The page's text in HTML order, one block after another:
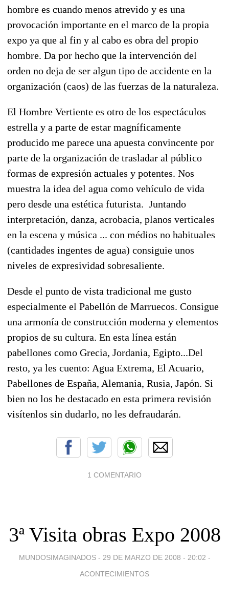
hombre es cuando menos atrevido y es una
provocación importante en el marco de la propia
expo ya que al fin y al cabo es obra del propio
hombre. Da por hecho que la intervención del
orden no deja de ser algun tipo de accidente en la
organización (caos) de las fuerzas de la naturaleza.
El Hombre Vertiente es otro de los espectáculos
estrella y a parte de estar magníficamente
producido me parece una apuesta convincente por
parte de la organización de trasladar al público
formas de expresión actuales y potentes. Nos
muestra la idea del agua como vehículo de vida
pero desde una estética futurista. Juntando
interpretación, danza, acrobacia, planos verticales
en la escena y música ... con médios no habituales
(cantidades ingentes de agua) consiguie unos
niveles de expresividad sobresaliente.
Desde el punto de vista tradicional me gusto
especialmente el Pabellón de Marruecos. Consigue
una armonía de construcción moderna y elementos
propios de su cultura. En esta línea están
pabellones como Grecia, Jordania, Egipto...Del
resto, ya les cuento: Agua Extrema, El Acuario,
Pabellones de España, Alemania, Rusia, Japón. Si
bien no los he destacado en esta primera revisión
visítenlos sin dudarlo, no les defraudarán.
1 COMENTARIO
3ª Visita obras Expo 2008
MUNDOSIMAGINADOS - 29 DE MARZO DE 2008 - 20:02 -
ACONTECIMIENTOS